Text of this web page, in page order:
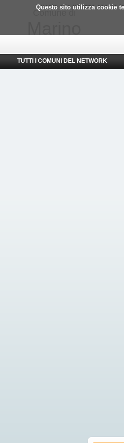
Questo sito utilizza cookie
Comune di
TUTTI I COMUNI DEL NETWORK